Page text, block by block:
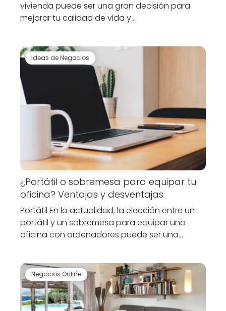
vivienda puede ser una gran decisión para
mejorar tu calidad de vida y…
Ideas de Negocios
¿Portátil o sobremesa para equipar tu
oficina? Ventajas y desventajas
Portátil En la actualidad, la elección entre un
portátil y un sobremesa para equipar una
oficina con ordenadores puede ser una…
Negocios Online